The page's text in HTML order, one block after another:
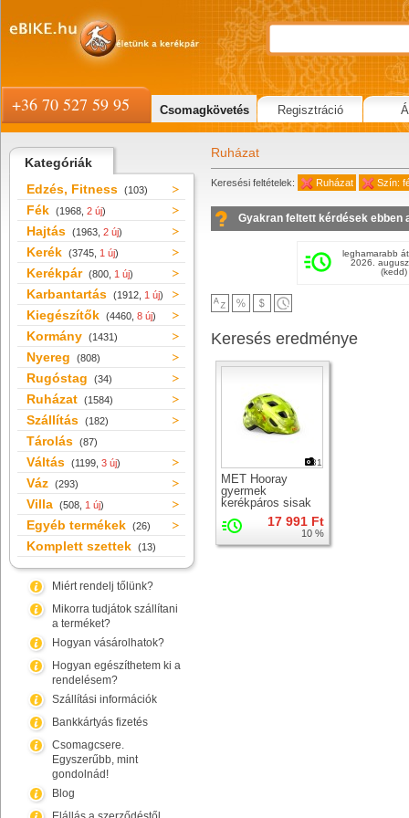
Kategóriák
Edzés, Fitness (103)
Fék (1968, 2 új)
Hajtás (1963, 2 új)
Kerék (3745, 1 új)
Kerékpár (800, 1 új)
Karbantartás (1912, 1 új)
Kiegészítők (4460, 8 új)
Kormány (1431)
Nyereg (808)
Rugóstag (34)
Ruházat (1584)
Szállítás (182)
Tárolás (87)
Váltás (1199, 3 új)
Váz (293)
Villa (508, 1 új)
Egyéb termékek (26)
Komplett szettek (13)
Miért rendelj tőlünk?
Mikorra tudjátok szállítani
a terméket?
Hogyan vásárolhatok?
Hogyan egészíthetem ki a
rendelésem?
Szállítási információk
Bankkártyás fizetés
Csomagcsere.
Egyszerűbb, mint
gondolnád!
Blog
Ruházat
Keresési feltételek: Ruházat Szín:
Gyakran feltett kérdések ebben
leghamarabb
2026.
(kedd)
Keresés eredménye
31
MET Hooray
gyermek
kerékpáros sisak
17 991 Ft
10 %
+36 70 527 59 95 Csomagkövetés Regisztráció